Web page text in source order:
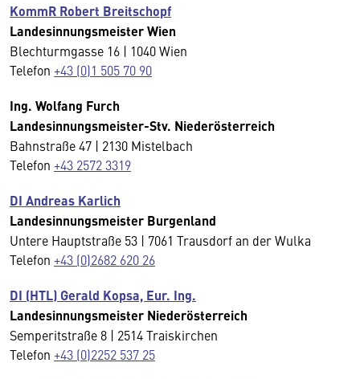
KommR Robert Breitschopf
Landesinnungsmeister Wien
Blechturmgasse 16 | 1040 Wien
Telefon +43 (0)1 505 70 90
Ing. Wolfang Furch
Landesinnungsmeister-Stv. Niederösterreich
Bahnstraße 47 | 2130 Mistelbach
Telefon +43 2572 3319
DI Andreas Karlich
Landesinnungsmeister Burgenland
Untere Hauptstraße 53 | 7061 Trausdorf an der Wulka
Telefon +43 (0)2682 620 26
DI (HTL) Gerald Kopsa, Eur. Ing.
Landesinnungsmeister Niederösterreich
Semperitstraße 8 | 2514 Traiskirchen
Telefon +43 (0)2252 537 25